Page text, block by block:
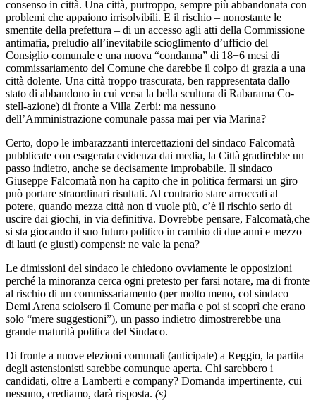
consenso in città. Una città, purtroppo, sempre più abbandonata con
problemi che appaiono irrisolvibili. E il rischio – nonostante le
smentite della prefettura – di un accesso agli atti della Commissione
antimafia, preludio all’inevitabile scioglimento d’ufficio del
Consiglio comunale e una nuova “condanna” di 18+6 mesi di
commissariamento del Comune che darebbe il colpo di grazia a una
città dolente. Una città troppo trascurata, ben rappresentata dallo
stato di abbandono in cui versa la bella scultura di Rabarama Co-
stell-azione) di fronte a Villa Zerbi: ma nessuno
dell’Amministrazione comunale passa mai per via Marina?
Certo, dopo le imbarazzanti intercettazioni del sindaco Falcomatà
pubblicate con esagerata evidenza dai media, la Città gradirebbe un
passo indietro, anche se decisamente improbabile. Il sindaco
Giuseppe Falcomatà non ha capito che in politica fermarsi un giro
può portare straordinari risultati. Al contrario stare arroccati al
potere, quando mezza città non ti vuole più, c’è il rischio serio di
uscire dai giochi, in via definitiva. Dovrebbe pensare, Falcomatà,che
si sta giocando il suo futuro politico in cambio di due anni e mezzo
di lauti (e giusti) compensi: ne vale la pena?
Le dimissioni del sindaco le chiedono ovviamente le opposizioni
perché la minoranza cerca ogni pretesto per farsi notare, ma di fronte
al rischio di un commissariamento (per molto meno, col sindaco
Demi Arena sciolsero il Comune per mafia e poi si scoprì che erano
solo “mere suggestioni”), un passo indietro dimostrerebbe una
grande maturità politica del Sindaco.
Di fronte a nuove elezioni comunali (anticipate) a Reggio, la partita
degli astensionisti sarebbe comunque aperta. Chi sarebbero i
candidati, oltre a Lamberti e company? Domanda impertinente, cui
nessuno, crediamo, darà risposta. (s)